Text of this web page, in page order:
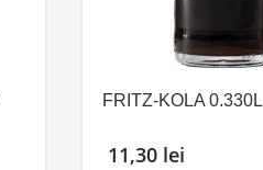
FRITZ-KOLA 0.330L
11,30 lei